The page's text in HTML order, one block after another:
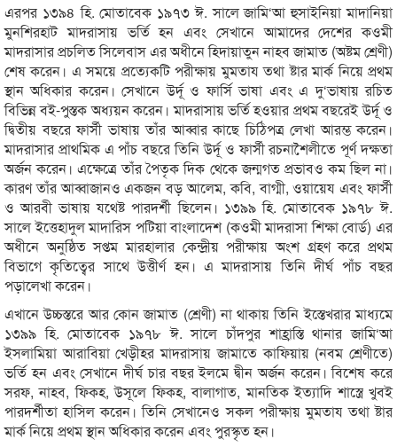
এরপর ১৩৯৪ হি. মোতাবেক ১৯৭৩ ঈ. সালে জামি‘আ হুসাইনিয়া মাদানিয়া
মুনশিরহাট মাদরাসায় ভর্তি হন এবং সেখানে আমাদের দেশের কওমী
মাদরাসার প্রচলিত সিলেবাস এর অধীনে হিদায়াতুন নাহব জামাত (অষ্টম শ্রেণী)
শেষ করেন। এ সময়ে প্রত্যেকটি পরীক্ষায় মুমতায তথা ষ্টার মার্ক নিয়ে প্রথম
স্থান অধিকার করেন। সেখানে উর্দূ ও ফার্সি ভাষা এবং এ দু‘ভাষায় রচিত
বিভিন্ন বই-পুস্তক অধ্যয়ন করেন। মাদরাসায় ভর্তি হওয়ার প্রথম বছরেই উর্দূ ও
দ্বিতীয় বছরে ফার্সী ভাষায় তাঁর আব্বার কাছে চিঠিপত্র লেখা আরম্ভ করেন।
মাদরাসার প্রাথমিক এ পাঁচ বছরে তিনি উর্দূ ও ফার্সী রচনাশৈলীতে পূর্ণ দক্ষতা
অর্জন করেন। এক্ষেত্রে তাঁর পৈতৃক দিক থেকে জন্মগত প্রভাবও কম ছিল না।
কারণ তাঁর আব্বাজানও একজন বড় আলেম, কবি, বাগ্মী, ওয়ায়েয এবং ফার্সী
ও আরবী ভাষায় যথেষ্ট পারদর্শী ছিলেন। ১৩৯৯ হি. মোতাবেক ১৯৭৮ ঈ.
সালে ইত্তেহাদুল মাদারিস পটিয়া বাংলাদেশ (কওমী মাদরাসা শিক্ষা বোর্ড) এর
অধীনে অনুষ্ঠিত সপ্তম মারহালার কেন্দ্রীয় পরীক্ষায় অংশ গ্রহণ করে প্রথম
বিভাগে কৃতিত্বের সাথে উত্তীর্ণ হন। এ মাদরাসায় তিনি দীর্ঘ পাঁচ বছর
পড়ালেখা করেন।
এখানে উচ্চস্তরে আর কোন জামাত (শ্রেণী) না থাকায় তিনি ইস্তেখরার মাধ্যমে
১৩৯৯ হি. মোতাবেক ১৯৭৮ ঈ. সালে চাঁদপুর শাহ্রাস্তি থানার জামি‘আ
ইসলামিয়া আরাবিয়া খেড়ীহর মাদরাসায় জামাতে কাফিয়ায় (নবম শ্রেণীতে)
ভর্তি হন এবং সেখানে দীর্ঘ চার বছর ইলমে দ্বীন অর্জন করেন। বিশেষ করে
সরফ, নাহব, ফিক্হ, উসূলে ফিক্হ, বালাগাত, মানতিক ইত্যাদি শাস্ত্রে খুবই
পারদর্শীতা হাসিল করেন। তিনি সেখানেও সকল পরীক্ষায় মুমতায তথা ষ্টার
মার্ক নিয়ে প্রথম স্থান অধিকার করেন এবং পুরস্কৃত হন।